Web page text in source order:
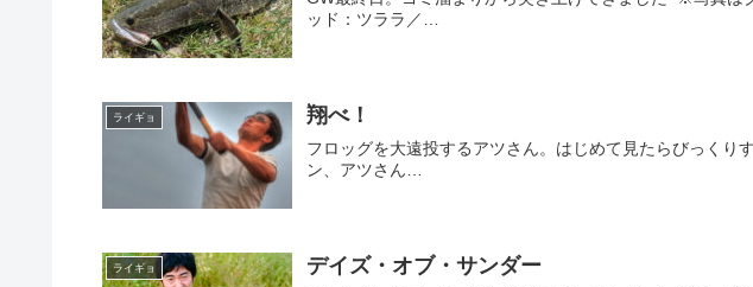
ッド：ツララ／…
ライギョ 翔べ！
フロッグを大遠投するアツさん。はじめて見たらびっくり
ン、アツさん…
ライギョ デイズ・オブ・サンダー